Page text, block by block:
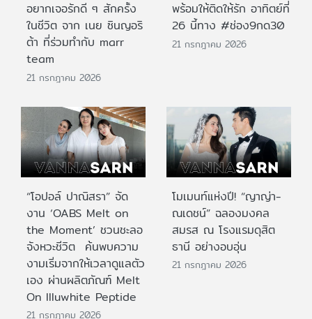
อยากเจอรักดี ๆ สักครั้ง
ในชีวิต จาก เนย ซินญอริ
ต้า ที่ร่วมทำกับ marr
team
21 กรกฎาคม 2026
พร้อมให้ติดให้รัก อาทิตย์ที่
26 นี้ทาง #ช่อง9กด30
21 กรกฎาคม 2026
“โอปอล์ ปาณิสรา” จัด
งาน ‘OABS Melt on
the Moment’ ชวนชะลอ
จังหวะชีวิต ค้นพบความ
งามเริ่มจากให้เวลาดูแลตัว
เอง ผ่านผลิตภัณฑ์ Melt
On Illuwhite Peptide
21 กรกฎาคม 2026
โมเมนท์แห่งปี! “ญาญ่า-
ณเดชน์” ฉลองมงคล
สมรส ณ โรงแรมดุสิต
ธานี อย่างอบอุ่น
21 กรกฎาคม 2026